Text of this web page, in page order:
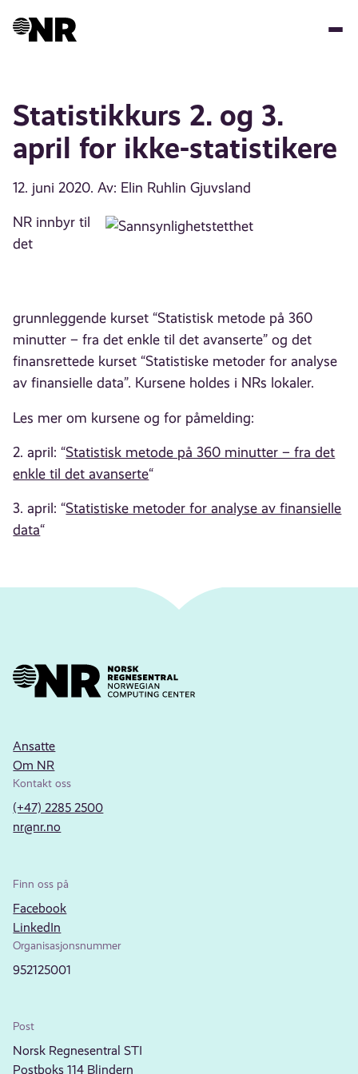
Statistikkurs 2. og 3.
april for ikke-statistikere
12. juni 2020. Av: Elin Ruhlin Gjuvsland
NR innbyr til
det
grunnleggende kurset “Statistisk metode på 360
minutter – fra det enkle til det avanserte” og det
finansrettede kurset “Statistiske metoder for analyse
av finansielle data”. Kursene holdes i NRs lokaler.
Les mer om kursene og for påmelding:
2. april: “Statistisk metode på 360 minutter – fra det
enkle til det avanserte“
3. april: “Statistiske metoder for analyse av finansielle
data“
Ansatte
Om NR
Kontakt oss
(+47) 2285 2500
nr@nr.no
Finn oss på
Facebook
LinkedIn
Organisasjonsnummer
952125001
Post
Norsk Regnesentral STI
Postboks 114 Blindern